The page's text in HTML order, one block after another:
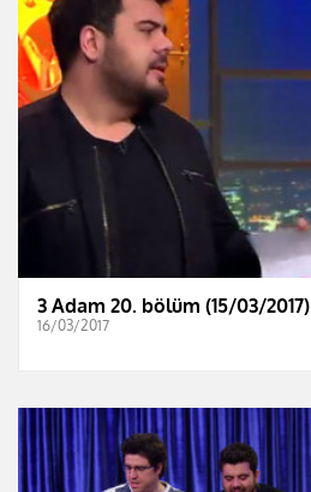
3 Adam 20. bölüm (15/03/2017)
16/03/2017